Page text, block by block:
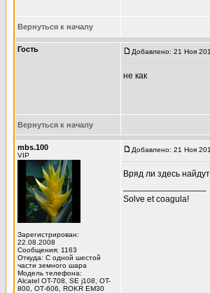
Вернуться к началу
Гость Добавлено: 21 Ноя
не как
Вернуться к началу
mbs.100
VIP
Зарегистрирован:
22.08.2008
Сообщения: 1163
Откуда: С одной шестой
части земного шара
Модель телефона:
Alcatel OT-708, SE j108, OT-
800, ОТ-606, ROKR EM30
Добавлено: 21 Ноя
Вряд ли здесь
Solve et coagula!